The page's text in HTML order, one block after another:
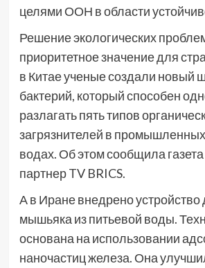
целями ООН в области
Решение экологических
приоритетное значение для
в Китае ученые создали новый
бактерий, который способен
разлагать пять типов
загрязнителей в
водах. Об этом сообщила
партнер TV BRICS.
А в Иране внедрено устройство
мышьяка из питьевой воды.
основана на использовании
наночастиц железа. Она